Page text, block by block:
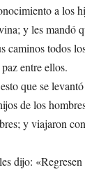
a los
y les mandó
caminos todos
entre ellos.
que se
de los
y viajaron
dijo: